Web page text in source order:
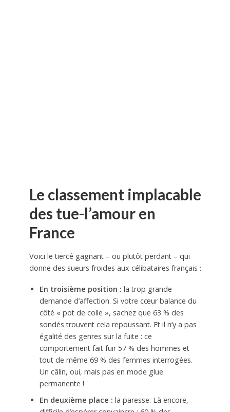
Le classement implacable
des tue-l’amour en
France
Voici le tiercé gagnant – ou plutôt perdant – qui
donne des sueurs froides aux célibataires français :
En troisième position : la trop grande
demande d’affection. Si votre cœur balance du
côté « pot de colle », sachez que 63 % des
sondés trouvent cela repoussant. Et il n’y a pas
égalité des genres sur la fuite : ce
comportement fait fuir 57 % des hommes et
tout de même 69 % des femmes interrogées.
Un câlin, oui, mais pas en mode glue
permanente !
En deuxième place : la paresse. Là encore,